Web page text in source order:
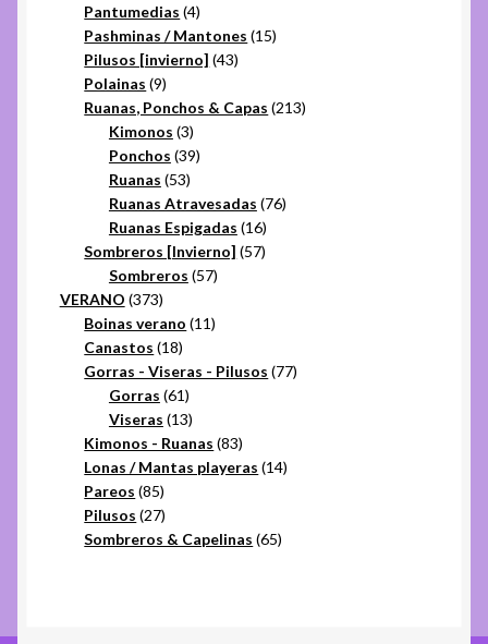
productos
Pantumedias 44
productos
Pashminas / Mantones 1515
Pilusos [invierno] 4343
Polainas 99
productos
Ruanas, Ponchos & Capas 213213
Kimonos 33
productos
Ponchos 3939
Ruanas 5353
productos
Ruanas Atravesadas 7676
Ruanas Espigadas 1616
productos
Sombreros [Invierno] 5757
Sombreros 5757
VERANO 373373
productos
Boinas verano 1111
Canastos 1818
productos
Gorras - Viseras - Pilusos 7777
Gorras 6161
productos
Viseras 1313
productos
Kimonos - Ruanas 8383
productos
Lonas / Mantas playeras 1414
Pareos 8585
productos
Pilusos 2727
productos
Sombreros & Capelinas 6565